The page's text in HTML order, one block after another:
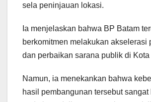
sela peninjauan lokasi.
Ia menjelaskan bahwa BP Batam
berkomitmen melakukan akselerasi
dan perbaikan sarana publik di Kota
Namun, ia menekankan bahwa
hasil pembangunan tersebut sangat